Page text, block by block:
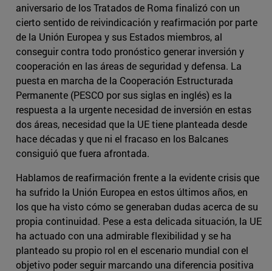
aniversario de los Tratados de Roma finalizó con un
cierto sentido de reivindicación y reafirmación por parte
de la Unión Europea y sus Estados miembros, al
conseguir contra todo pronóstico generar inversión y
cooperación en las áreas de seguridad y defensa. La
puesta en marcha de la Cooperación Estructurada
Permanente (PESCO por sus siglas en inglés) es la
respuesta a la urgente necesidad de inversión en estas
dos áreas, necesidad que la UE tiene planteada desde
hace décadas y que ni el fracaso en los Balcanes
consiguió que fuera afrontada.
Hablamos de reafirmación frente a la evidente crisis que
ha sufrido la Unión Europea en estos últimos años, en
los que ha visto cómo se generaban dudas acerca de su
propia continuidad. Pese a esta delicada situación, la UE
ha actuado con una admirable flexibilidad y se ha
planteado su propio rol en el escenario mundial con el
objetivo poder seguir marcando una diferencia positiva